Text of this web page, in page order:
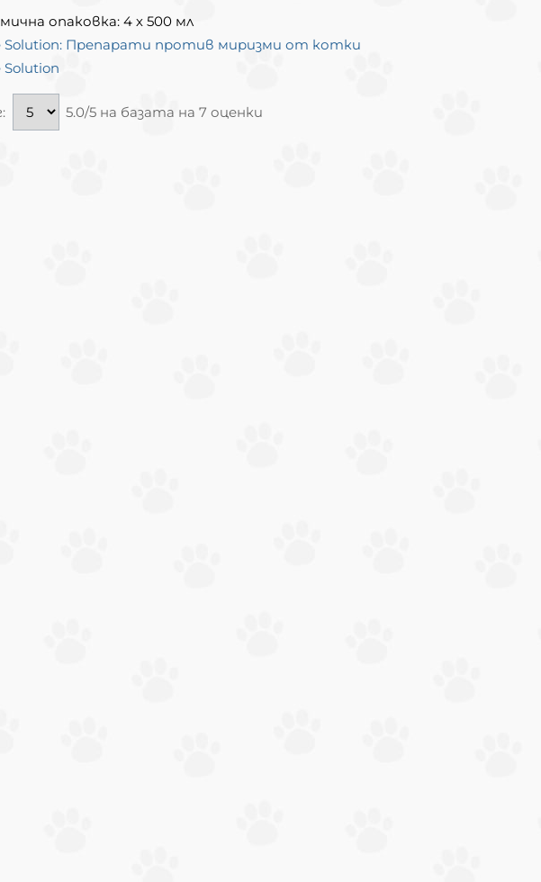
опаковка: 4 х 500 мл
Solution: Препарати против миризми от котки
Solution
5.0/5 на базата на 7 оценки